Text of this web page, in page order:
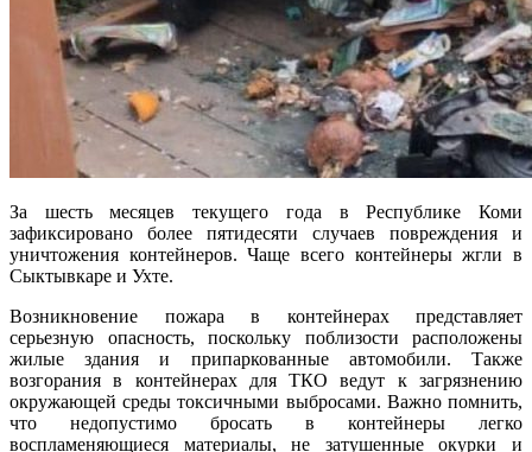
За шесть месяцев текущего года в Республике Коми
зафиксировано более пятидесяти случаев повреждения и
уничтожения контейнеров. Чаще всего контейнеры жгли в
Сыктывкаре и Ухте.
Возникновение пожара в контейнерах представляет
серьезную опасность, поскольку поблизости расположены
жилые здания и припаркованные автомобили. Также
возгорания в контейнерах для ТКО ведут к загрязнению
окружающей среды токсичными выбросами. Важно помнить,
что недопустимо бросать в контейнеры легко
воспламеняющиеся материалы, не затушенные окурки и